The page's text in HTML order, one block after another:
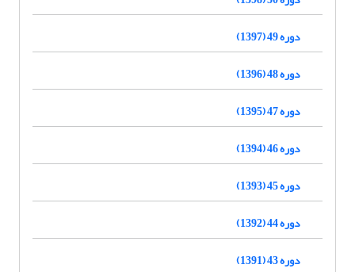
دوره 49 (1397)
دوره 48 (1396)
دوره 47 (1395)
دوره 46 (1394)
دوره 45 (1393)
دوره 44 (1392)
دوره 43 (1391)